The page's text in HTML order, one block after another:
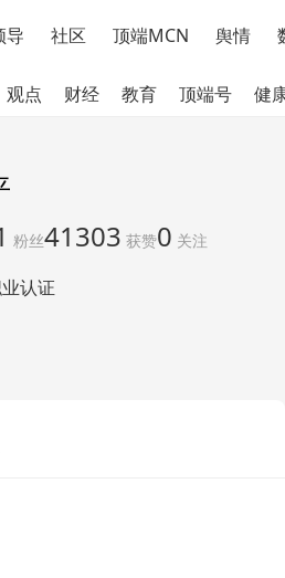
导 社区 顶端MCN 舆情
观点 财经 教育 顶端号 健
粉丝41303 获赞0 关注
认证